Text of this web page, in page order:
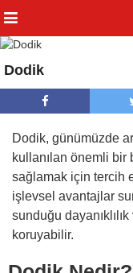
Dodik
Dodik, günümüzde
kullanılan önemli
sağlamak için tercih
işlevsel avantajlar
sunduğu
koruyabilir.